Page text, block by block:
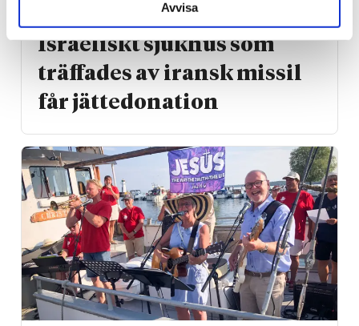
Avvisa
Israeliskt sjukhus som
träffades av iransk missil
får jätte­donation